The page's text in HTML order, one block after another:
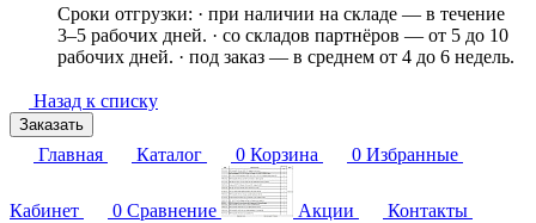
Сроки отгрузки: · при наличии на складе — в течение
3–5 рабочих дней. · со складов партнёров — от 5 до 10
рабочих дней. · под заказ — в среднем от 4 до 6 недель.
Назад к списку
Заказать
Главная Каталог 0 Корзина 0 Избранные
Кабинет 0 Сравнение Акции
Контакты